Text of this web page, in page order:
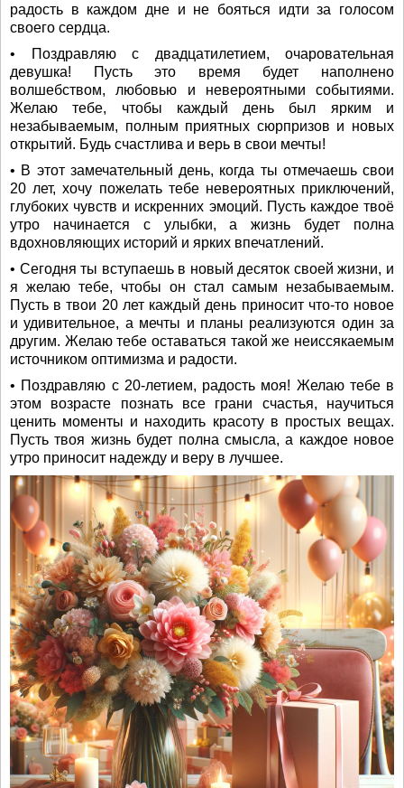
радость в каждом дне и не бояться идти за голосом
своего сердца.
• Поздравляю с двадцатилетием, очаровательная
девушка! Пусть это время будет наполнено
волшебством, любовью и невероятными событиями.
Желаю тебе, чтобы каждый день был ярким и
незабываемым, полным приятных сюрпризов и новых
открытий. Будь счастлива и верь в свои мечты!
• В этот замечательный день, когда ты отмечаешь свои
20 лет, хочу пожелать тебе невероятных приключений,
глубоких чувств и искренних эмоций. Пусть каждое твоё
утро начинается с улыбки, а жизнь будет полна
вдохновляющих историй и ярких впечатлений.
• Сегодня ты вступаешь в новый десяток своей жизни, и
я желаю тебе, чтобы он стал самым незабываемым.
Пусть в твои 20 лет каждый день приносит что-то новое
и удивительное, а мечты и планы реализуются один за
другим. Желаю тебе оставаться такой же неиссякаемым
источником оптимизма и радости.
• Поздравляю с 20-летием, радость моя! Желаю тебе в
этом возрасте познать все грани счастья, научиться
ценить моменты и находить красоту в простых вещах.
Пусть твоя жизнь будет полна смысла, а каждое новое
утро приносит надежду и веру в лучшее.